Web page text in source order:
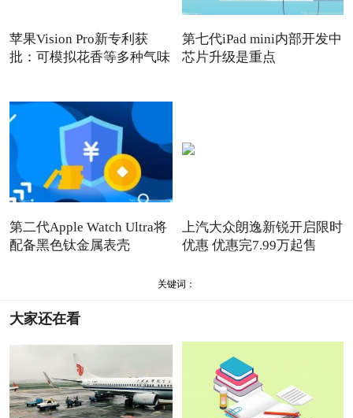
苹果Vision Pro新专利获
批：可模拟花香等多种气味
第七代iPad mini内部开发中
芯片升级是重点
第二代Apple Watch Ultra将
配备黑色钛金属表壳
上汽大众朗逸新锐开启限时
优惠 优惠完7.99万起售
关键词：
大家还在看